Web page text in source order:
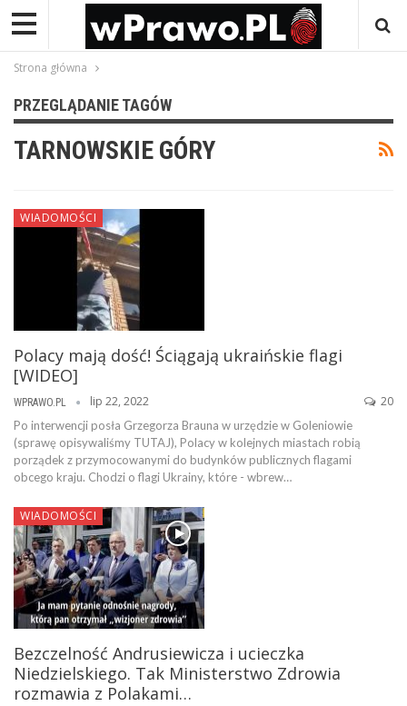
Strona główna
PRZEGLĄDANIE TAGÓW
TARNOWSKIE GÓRY
WIADOMOŚCI
Polacy mają dość! Ściągają ukraińskie flagi
[WIDEO]
WPRAWO.PL lip 22, 2022 20
Po interwencji posła Grzegorza Brauna w urzędzie w Goleniowie
(sprawę opisywaliśmy TUTAJ), Polacy w kolejnych miastach robią
porządek z przymocowanymi do budynków publicznych flagami
obcego kraju. Chodzi o flagi Ukrainy, które - wbrew…
WIADOMOŚCI
Bezczelność Andrusiewicza i ucieczka
Niedzielskiego. Tak Ministerstwo Zdrowia
rozmawia z Polakami…